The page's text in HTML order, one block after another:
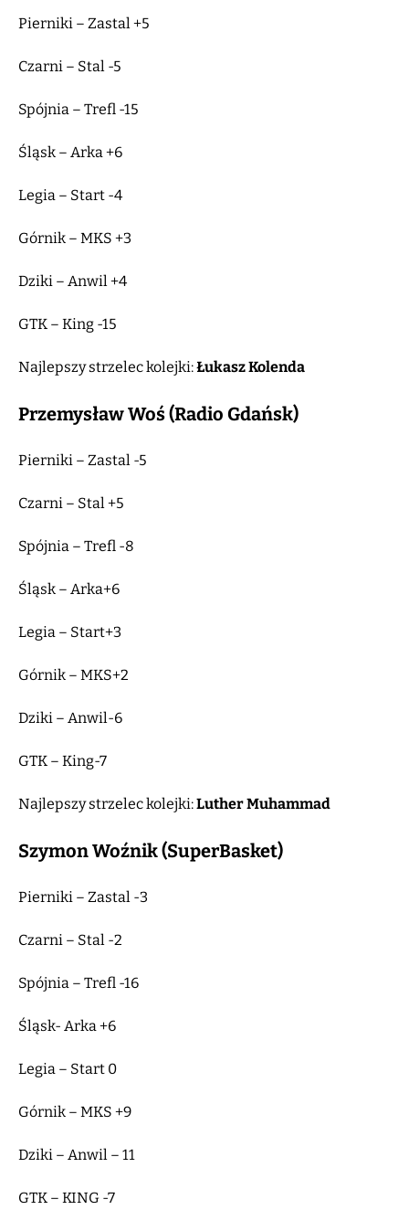
Pierniki – Zastal +5
Czarni – Stal -5
Spójnia – Trefl -15
Śląsk – Arka +6
Legia – Start -4
Górnik – MKS +3
Dziki – Anwil +4
GTK – King -15
Najlepszy strzelec kolejki:Łukasz Kolenda
Przemysław Woś (Radio Gdańsk)
Pierniki – Zastal -5
Czarni – Stal +5
Spójnia – Trefl -8
Śląsk – Arka+6
Legia – Start+3
Górnik – MKS+2
Dziki – Anwil-6
GTK – King-7
Najlepszy strzelec kolejki:Luther Muhammad
Szymon Woźnik (SuperBasket)
Pierniki – Zastal -3
Czarni – Stal -2
Spójnia – Trefl -16
Śląsk- Arka +6
Legia – Start 0
Górnik – MKS +9
Dziki – Anwil – 11
GTK – KING -7